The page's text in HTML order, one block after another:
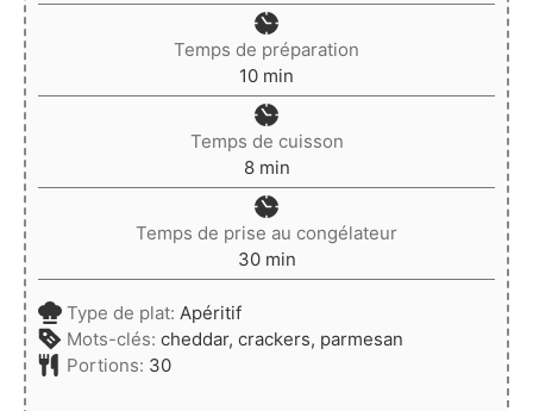
Temps de préparation
10minutes
min
Temps de cuisson
8minutes
min
Temps de prise au congélateur
30minutes
min
Type de plat: Apéritif
Mots-clés: cheddar, crackers, parmesan
Portions: 30